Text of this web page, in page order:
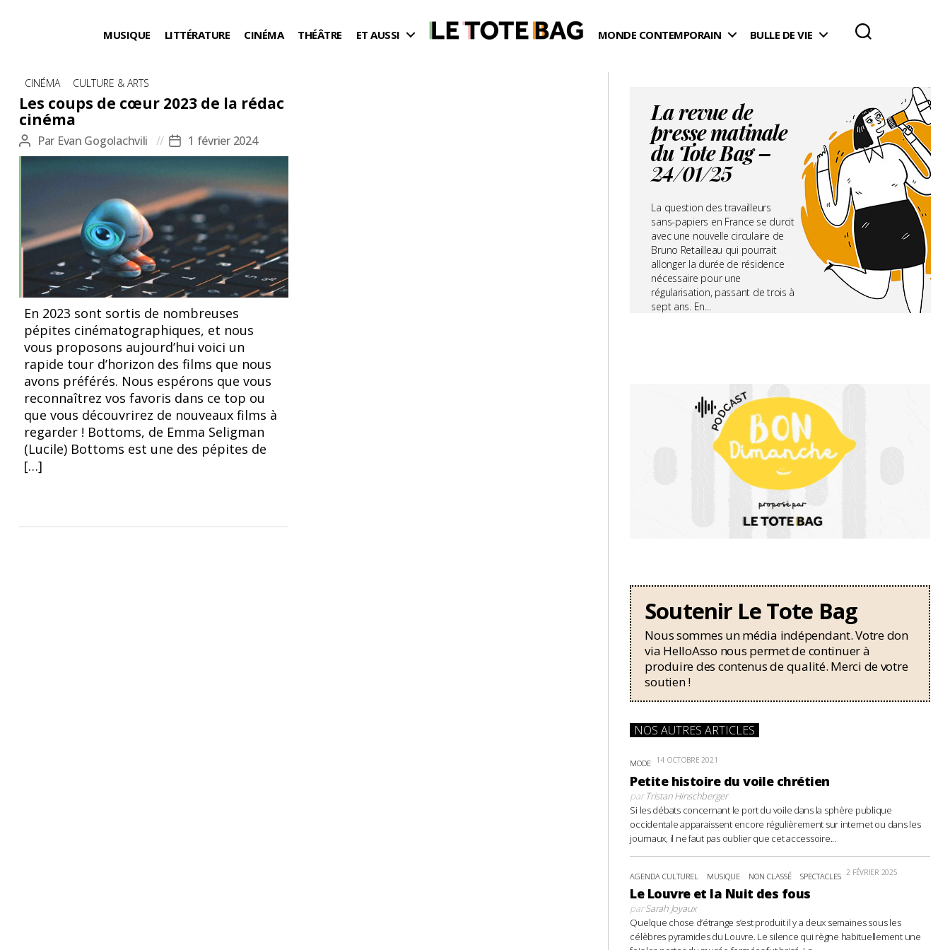
MUSIQUE LITTÉRATURE CINÉMA THÉÂTRE ET AUSSI MONDE CONTEMPORAIN BULLE DE VIE
Catégories
CINÉMA CULTURE & ARTS
Les coups de cœur 2023 de la rédac
cinéma
Auteur
de
Par Evan Gogolachvili
Date
de
l’article
1 février 2024
En 2023 sont sortis de nombreuses
pépites cinématographiques, et nous
vous proposons aujourd’hui voici un
rapide tour d’horizon des films que nous
avons préférés. Nous espérons que vous
reconnaîtrez vos favoris dans ce top ou
que vous découvrirez de nouveaux films à
regarder ! Bottoms, de Emma Seligman
(Lucile) Bottoms est une des pépites de
[…]
La revue de
presse matinale
du Tote Bag –
24/01/25
La question des travailleurs
sans-papiers en France se durcit
avec une nouvelle circulaire de
Bruno Retailleau qui pourrait
allonger la durée de résidence
nécessaire pour une
régularisation, passant de trois à
sept ans. En...
Soutenir Le Tote Bag
Nous sommes un média indépendant. Votre don
via HelloAsso nous permet de continuer à
produire des contenus de qualité. Merci de votre
soutien !
NOS AUTRES ARTICLES
MODE 14 OCTOBRE 2021
Petite histoire du voile chrétien
parTristan Hinschberger
Si les débats concernant le port du voile dans la sphère publique
occidentale apparaissent encore régulièrement sur internet ou dans les
journaux, il ne faut pas oublier que cet accessoire...
AGENDA CULTUREL MUSIQUE NON CLASSÉ SPECTACLES 2 FÉVRIER 2025
Le Louvre et la Nuit des fous
parSarah Joyaux
Quelque chose d’étrange s’est produit il y a deux semaines sous les
célèbres pyramides du Louvre. Le silence qui règne habituellement une